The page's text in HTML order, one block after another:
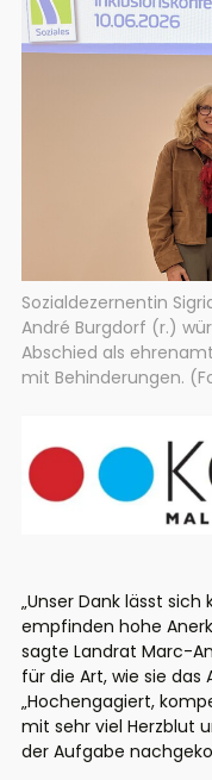
Sozialdezernentin
André Burgdorf (r.)
Abschied als
mit Behinderungen.
„Unser Dank lässt
empfinden hohe
sagte Landrat Marc-
für die Art, wie sie
„Hochengagiert,
mit sehr viel Herzblut
der Aufgabe